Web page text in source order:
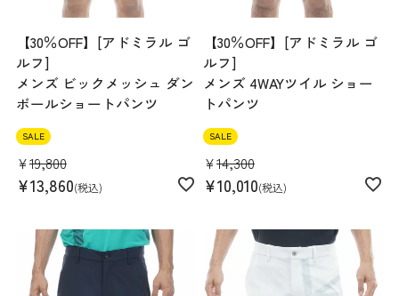
【30％OFF】[アドミラル ゴ
ルフ]
メンズ ビックメッシュ ダン
ボールショートパンツ
SALE
¥19,800
¥13,860 税込
【30％OFF】[アドミラル ゴ
ルフ]
メンズ 4WAYツイル ショー
トパンツ
SALE
¥14,300
¥10,010 税込